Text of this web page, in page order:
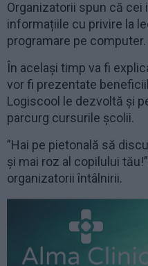
Organizatorii spun că
informațiile cu privire la
programare pe computer.
În același timp va fi
vor fi prezentate
Logiscool le dezvoltă și
parcurg cursurile școlii.
”Hai pe pietonală să
și mai roz al copilului
organizatorii întâlnirii.